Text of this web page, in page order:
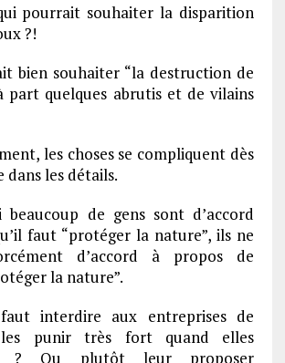
pourrait souhaiter la disparition
?!
bien souhaiter “la destruction de
part quelques abrutis et de vilains
les choses se compliquent dès
dans les détails.
beaucoup de gens sont d’accord
faut “protéger la nature”, ils ne
d’accord à propos de
la nature”.
interdire aux entreprises de
punir très fort quand elles
? Ou plutôt leur proposer